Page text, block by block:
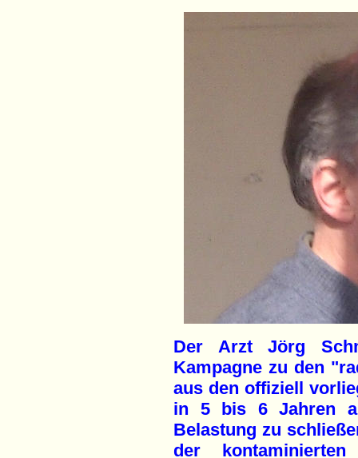
Der Arzt Jörg
Kampagne zu den
aus den offiziell
in 5 bis 6 Jahren
Belastung zu
der